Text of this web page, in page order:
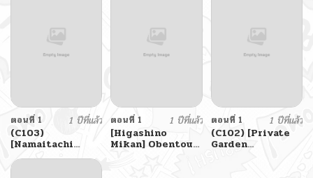
ตอนที่ 1
1 ปีที่แล้ว
(C103)
[Namaitachi
Teishoku
(Namaitachi)]
ตอนที่ 1
1 ปีที่แล้ว
[Higashino
Mikan] Obentou
ตอนที่ 1
1 ปีที่แล้ว
(C102) [Private
Garden